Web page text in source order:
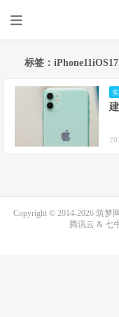
标签：
Copyright © 2014-2026 筑梦
腾讯云 & 七